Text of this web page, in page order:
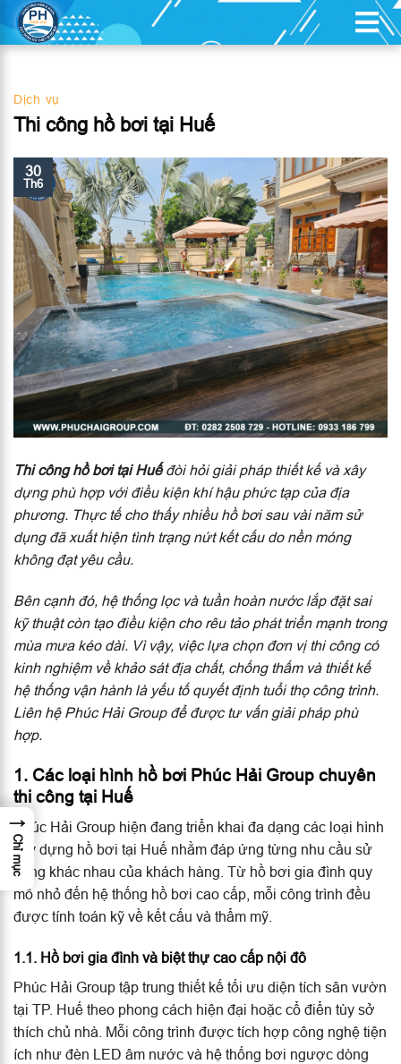
Dịch vụ
Thi công hồ bơi tại Huế
30
Th6
Thi công hồ bơi tại Huếđòi hỏi giải pháp thiết kế và xây
dựng phù hợp với điều kiện khí hậu phức tạp của địa
phương. Thực tế cho thấy nhiều hồ bơi sau vài năm sử
dụng đã xuất hiện tình trạng nứt kết cấu do nền móng
không đạt yêu cầu.
Bên cạnh đó, hệ thống lọc và tuần hoàn nước lắp đặt sai
kỹ thuật còn tạo điều kiện cho rêu tảo phát triển mạnh trong
mùa mưa kéo dài. Vì vậy, việc lựa chọn đơn vị thi công có
kinh nghiệm về khảo sát địa chất, chống thấm và thiết kế
hệ thống vận hành là yếu tố quyết định tuổi thọ công trình.
Liên hệ Phúc Hải Group để được tư vấn giải pháp phù
hợp.
1. Các loại hình hồ bơi Phúc Hải Group chuyên
thi công tại Huế
Phúc Hải Group hiện đang triển khai đa dạng các loại hình
xây dựng hồ bơi tại Huế nhằm đáp ứng từng nhu cầu sử
dụng khác nhau của khách hàng. Từ hồ bơi gia đình quy
mô nhỏ đến hệ thống hồ bơi cao cấp, mỗi công trình đều
được tính toán kỹ về kết cấu và thẩm mỹ.
1.1. Hồ bơi gia đình và biệt thự cao cấp nội đô
Phúc Hải Group tập trung thiết kế tối ưu diện tích sân vườn
tại TP. Huế theo phong cách hiện đại hoặc cổ điển tùy sở
thích chủ nhà. Mỗi công trình được tích hợp công nghệ tiện
ích như đèn LED âm nước và hệ thống bơi ngược dòng
→
Chỉ mục